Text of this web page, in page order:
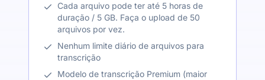
Cada arquivo pode ter até 5 horas de
duração / 5 GB. Faça o upload de 50
arquivos por vez.
Nenhum limite diário de arquivos para
transcrição
Modelo de transcrição Premium (maior